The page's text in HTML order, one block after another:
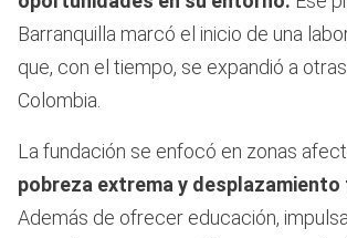
Barranquilla marcó el inicio de una
que, con el tiempo, se expandió a
Colombia.
La fundación se enfocó en zonas
pobreza extrema y
Además de ofrecer educación,